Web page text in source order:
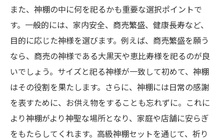
また、神棚の中に何を祀るかも重要な選択ポイントで
す。一般的には、家内安全、商売繁盛、健康長寿など、
目的に応じた神様を選びます。例えば、商売繁盛を願う
なら、商売の神様である大黒天や恵比寿様を祀るのが良
いでしょう。サイズと祀る神様が一致して初めて、神棚
はその役割を果たします。さらに、神棚には日常の感謝
を表すために、お供え物をすることも忘れずに。これに
より神棚がより神聖な場所となり、家庭や店舗に安らぎ
をもたらしてくれます。高級神棚セットを通じて、祈り